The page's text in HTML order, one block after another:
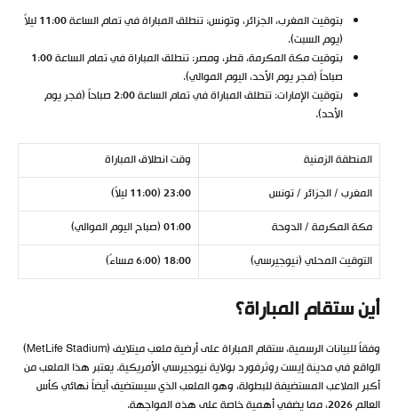
بتوقيت المغرب، الجزائر، وتونس: تنطلق المباراة في تمام الساعة 11:00 ليلاً
(يوم السبت).
بتوقيت مكة المكرمة، قطر، ومصر: تنطلق المباراة في تمام الساعة 1:00
صباحاً (فجر يوم الأحد، اليوم الموالي).
بتوقيت الإمارات: تنطلق المباراة في تمام الساعة 2:00 صباحاً (فجر يوم
الأحد).
المنطقة الزمنية
وقت انطلاق المباراة
المغرب / الجزائر / تونس
23:00 (11:00 ليلاً)
مكة المكرمة / الدوحة
01:00 (صباح اليوم الموالي)
التوقيت المحلي (نيوجيرسي)
18:00 (6:00 مساءً)
أين ستقام المباراة؟
وفقاً للبيانات الرسمية، ستقام المباراة على أرضية ملعب ميتلايف (MetLife Stadium)
الواقع في مدينة إيست روثرفورد بولاية نيوجيرسي الأمريكية. يعتبر هذا الملعب من
أكبر الملاعب المستضيفة للبطولة، وهو الملعب الذي سيستضيف أيضاً نهائي كأس
العالم 2026، مما يضفي أهمية خاصة على هذه المواجهة.